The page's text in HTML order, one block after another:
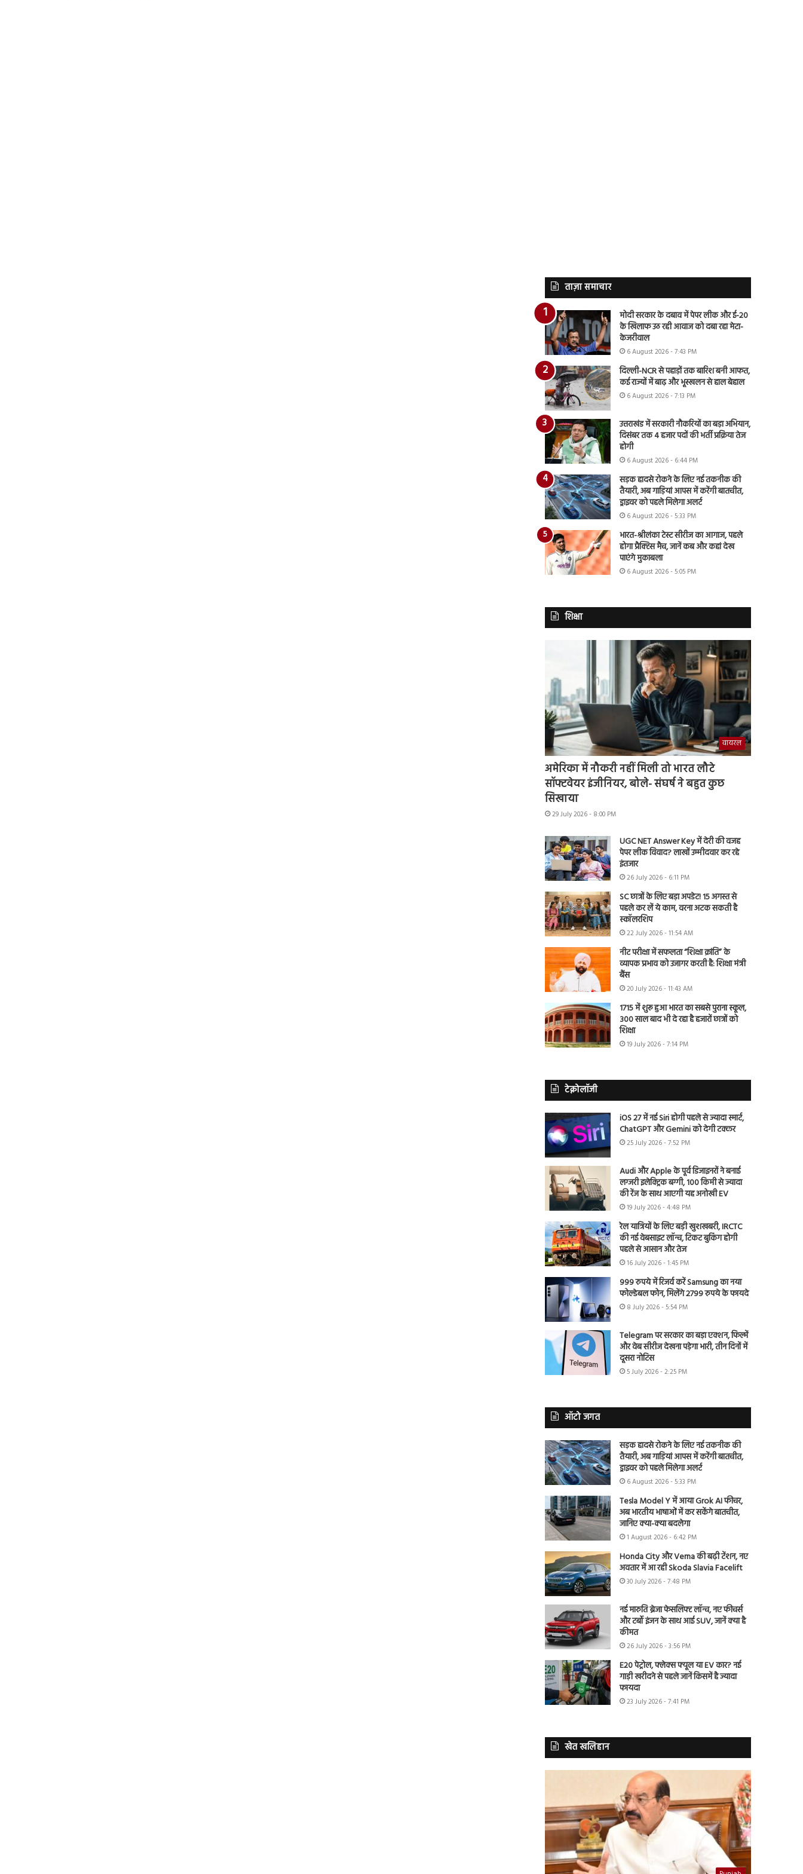
ताज़ा समाचार
मोदी सरकार के दबाव में पेपर लीक और ई-20
के खिलाफ उठ रही आवाज को दबा रहा मेटा-
केजरीवाल
6 August 2026 - 7:43 PM
दिल्ली-NCR से पहाड़ों तक बारिश बनी आफत,
कई राज्यों में बाढ़ और भूस्खलन से हाल बेहाल
6 August 2026 - 7:13 PM
उत्तराखंड में सरकारी नौकरियों का बड़ा अभियान,
दिसंबर तक 4 हजार पदों की भर्ती प्रक्रिया तेज
होगी
6 August 2026 - 6:44 PM
सड़क हादसे रोकने के लिए नई तकनीक की
तैयारी, अब गाड़ियां आपस में करेंगी बातचीत,
ड्राइवर को पहले मिलेगा अलर्ट
6 August 2026 - 5:33 PM
भारत-श्रीलंका टेस्ट सीरीज का आगाज, पहले
होगा प्रैक्टिस मैच, जानें कब और कहां देख
पाएंगे मुकाबला
6 August 2026 - 5:05 PM
शिक्षा
वायरल
अमेरिका में नौकरी नहीं मिली तो भारत लौटे
सॉफ्टवेयर इंजीनियर, बोले- संघर्ष ने बहुत कुछ
सिखाया
29 July 2026 - 8:00 PM
UGC NET Answer Key में देरी की वजह
पेपर लीक विवाद? लाखों उम्मीदवार कर रहे
इंतजार
26 July 2026 - 6:11 PM
SC छात्रों के लिए बड़ा अपडेट! 15 अगस्त से
पहले कर लें ये काम, वरना अटक सकती है
स्कॉलरशिप
22 July 2026 - 11:54 AM
नीट परीक्षा में सफलता “शिक्षा क्रांति” के
व्यापक प्रभाव को उजागर करती है: शिक्षा मंत्री
बैंस
20 July 2026 - 11:43 AM
1715 में शुरू हुआ भारत का सबसे पुराना स्कूल,
300 साल बाद भी दे रहा है हजारों छात्रों को
शिक्षा
19 July 2026 - 7:14 PM
टेक्नोलॉजी
iOS 27 में नई Siri होगी पहले से ज्यादा स्मार्ट,
ChatGPT और Gemini को देगी टक्कर
25 July 2026 - 7:52 PM
Audi और Apple के पूर्व डिजाइनरों ने बनाई
लग्जरी इलेक्ट्रिक बग्गी, 100 किमी से ज्यादा
की रेंज के साथ आएगी यह अनोखी EV
19 July 2026 - 4:48 PM
रेल यात्रियों के लिए बड़ी खुशखबरी, IRCTC
की नई वेबसाइट लॉन्च, टिकट बुकिंग होगी
पहले से आसान और तेज
16 July 2026 - 1:45 PM
999 रुपये में रिजर्व करें Samsung का नया
फोल्डेबल फोन, मिलेंगे 2799 रुपये के फायदे
8 July 2026 - 5:54 PM
Telegram पर सरकार का बड़ा एक्शन, फिल्में
और वेब सीरीज देखना पड़ेगा भारी, तीन दिनों में
दूसरा नोटिस
5 July 2026 - 2:25 PM
ऑटो जगत
सड़क हादसे रोकने के लिए नई तकनीक की
तैयारी, अब गाड़ियां आपस में करेंगी बातचीत,
ड्राइवर को पहले मिलेगा अलर्ट
6 August 2026 - 5:33 PM
Tesla Model Y में आया Grok AI फीचर,
अब भारतीय भाषाओं में कर सकेंगे बातचीत,
जानिए क्या-क्या बदलेगा
1 August 2026 - 6:42 PM
Honda City और Verna की बढ़ी टेंशन, नए
अवतार में आ रही Skoda Slavia Facelift
30 July 2026 - 7:48 PM
नई मारुति ब्रेजा फेसलिफ्ट लॉन्च, नए फीचर्स
और टर्बो इंजन के साथ आई SUV, जानें क्या है
कीमत
26 July 2026 - 3:56 PM
E20 पेट्रोल, फ्लेक्स फ्यूल या EV कार? नई
गाड़ी खरीदने से पहले जानें किसमें है ज्यादा
फायदा
23 July 2026 - 7:41 PM
खेत खलिहान